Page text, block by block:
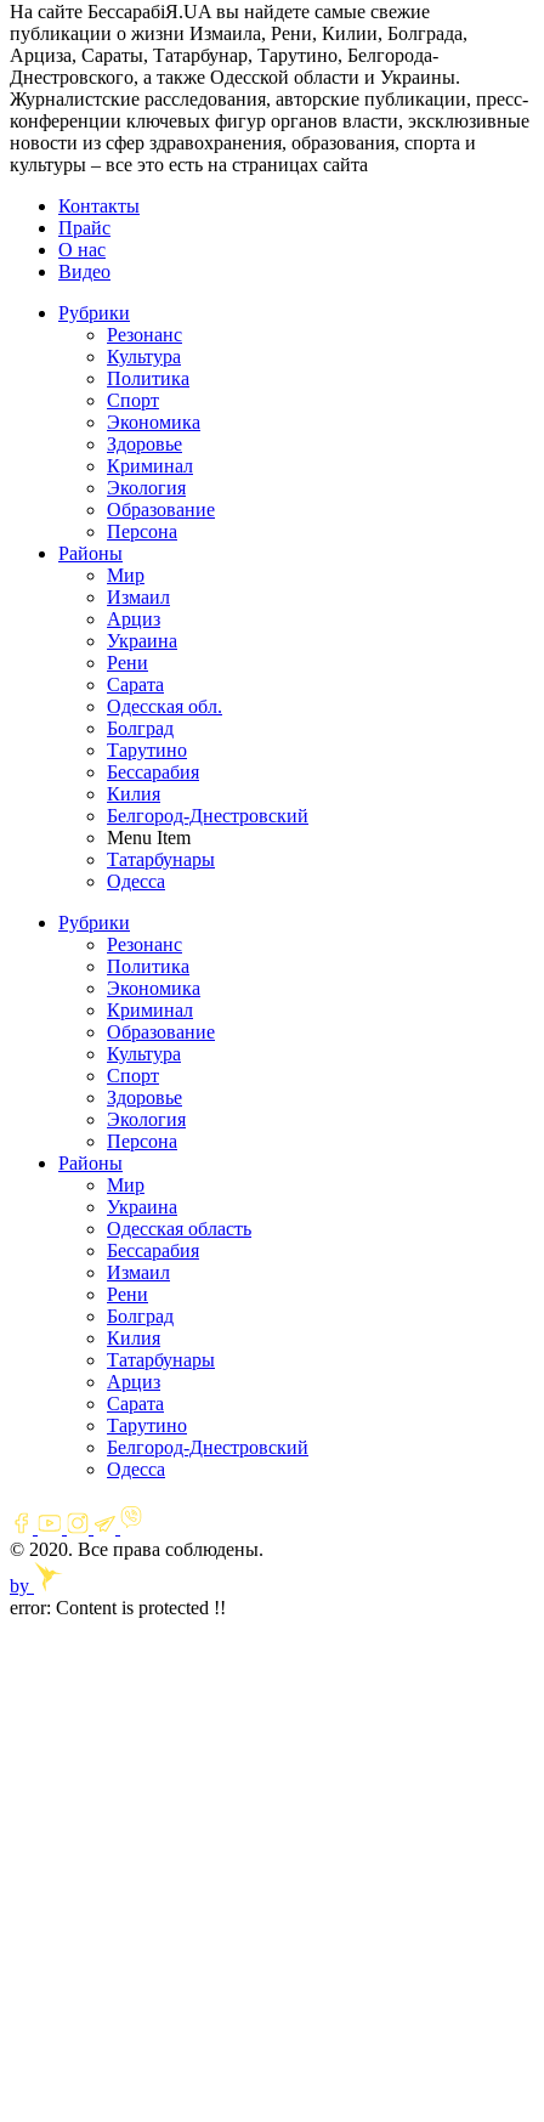
На сайте БессарабіЯ.UA вы найдете самые свежие
публикации о жизни Измаила, Рени, Килии, Болграда,
Арциза, Сараты, Татарбунар, Тарутино, Белгорода-
Днестровского, а также Одесской области и Украины.
Журналистские расследования, авторские публикации, пресс-
конференции ключевых фигур органов власти, эксклюзивные
новости из сфер здравохранения, образования, спорта и
культуры – все это есть на страницах сайта
Контакты
Прайс
О нас
Видео
Рубрики
Резонанс
Культура
Политика
Спорт
Экономика
Здоровье
Криминал
Экология
Образование
Персона
Районы
Мир
Измаил
Арциз
Украина
Рени
Сарата
Одесская обл.
Болград
Тарутино
Бессарабия
Килия
Белгород-Днестровский
Menu Item
Татарбунары
Одесса
Рубрики
Резонанс
Политика
Экономика
Криминал
Образование
Культура
Спорт
Здоровье
Экология
Персона
Районы
Мир
Украина
Одесская область
Бессарабия
Измаил
Рени
Болград
Килия
Татарбунары
Арциз
Сарата
Тарутино
Белгород-Днестровский
Одесса
© 2020. Все права соблюдены.
by
error: Content is protected !!